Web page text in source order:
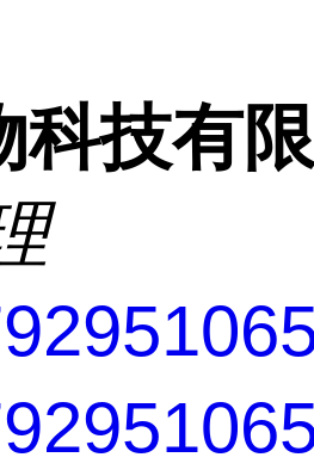
科技有